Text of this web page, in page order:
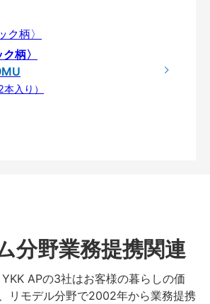
柄〉
入り）
分野業務提携関連
APの3社はお客様の暮らしの価
リモデル分野で2002年から業務提携